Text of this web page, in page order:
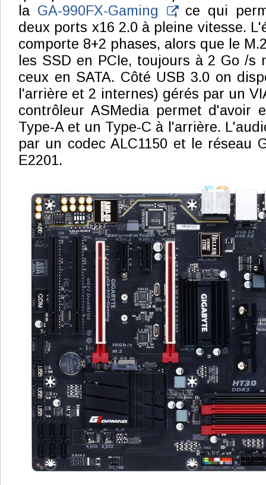
la GA-990FX-Gaming
, ce qui
deux ports x16 2.0 à pleine vitesse.
comporte 8+2 phases, alors que le
les SSD en PCIe, toujours à 2 Go /s
ceux en SATA. Côté USB 3.0 on
l'arrière et 2 internes) gérés par un
contrôleur ASMedia permet d'avoir
Type-A et un Type-C à l'arrière.
par un codec ALC1150 et le réseau
E2201.